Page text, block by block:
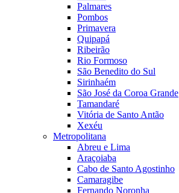
Palmares
Pombos
Primavera
Quipapá
Ribeirão
Rio Formoso
São Benedito do Sul
Sirinhaém
São José da Coroa Grande
Tamandaré
Vitória de Santo Antão
Xexéu
Metropolitana
Abreu e Lima
Araçoiaba
Cabo de Santo Agostinho
Camaragibe
Fernando Noronha